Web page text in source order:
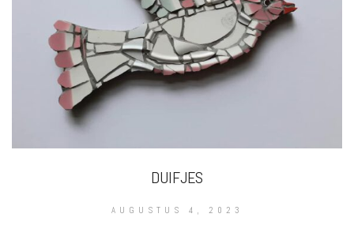
DUIFJES
AUGUSTUS 4, 2023